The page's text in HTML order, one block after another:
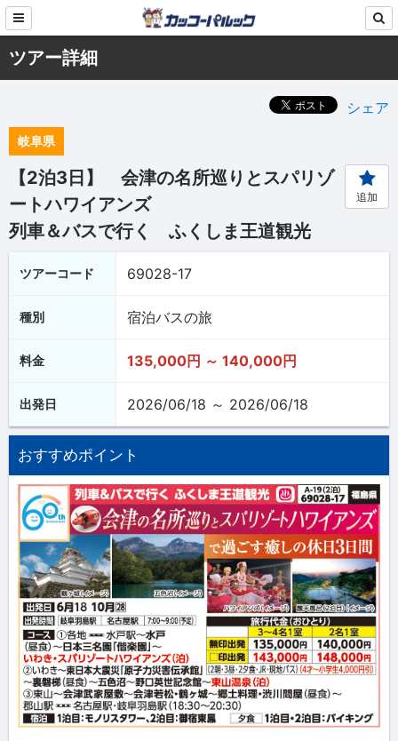
ツアー詳細
シェア
岐阜県
【2泊3日】 会津の名所巡りとスパリゾ
ートハワイアンズ
列車＆バスで行く ふくしま王道観光
追加
ツアーコード 69028-17
種別 宿泊バスの旅
料金 135,000円 ～ 140,000円
出発日 2026/06/18 ～ 2026/06/18
おすすめポイント